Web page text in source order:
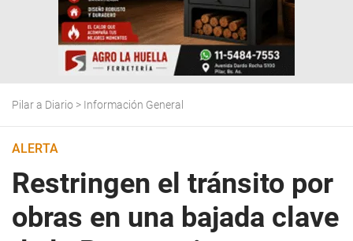
Pilar a Diario > Información General
ALERTA
Restringen el tránsito por
obras en una bajada clave